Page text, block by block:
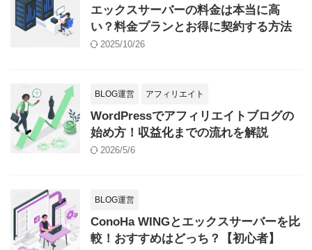
エックスサーバーの料金は本当に高
い？料金プランとお得に契約する方法
2025/10/26
BLOG運営 アフィリエイト
WordPressでアフィリエイトブログの
始め方！収益化までの流れを解説
2026/5/6
BLOG運営
ConoHa WINGとエックスサーバーを比
較！おすすめはどっち？【初心者】